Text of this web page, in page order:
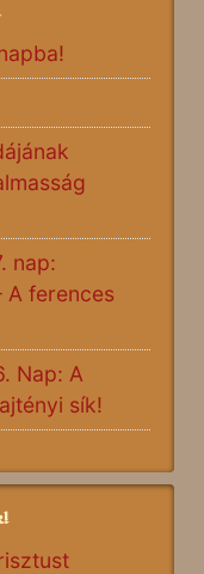
nap:
A ferences
Nap: A
sík!